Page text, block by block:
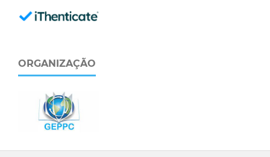
ORGANIZAÇÃO